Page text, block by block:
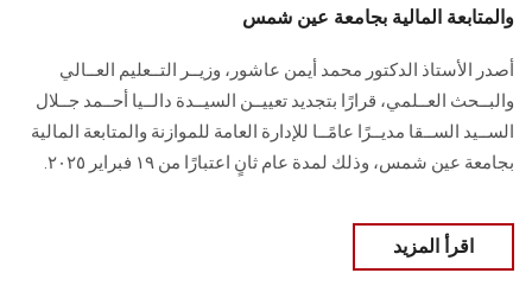
والمتابعة المالية بجامعة عين شمس
أصدر الأستاذ الدكتور محمد أيمن عاشور، وزيــر التــعليم العــالي
والبــحث العــلمي، قرارًا بتجديد تعييــن السيــدة دالــيا أحــمد جــلال
الســيد الســقا مديــرًا عامًــا للإدارة العامة للموازنة والمتابعة المالية
بجامعة عين شمس، وذلك لمدة عام ثانٍ اعتبارًا من ١٩ فبراير ٢٠٢٥.
اقرأ المزيد